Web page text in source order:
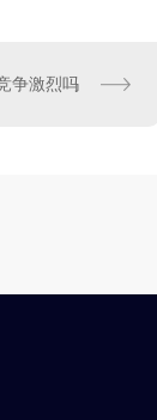
争激烈吗